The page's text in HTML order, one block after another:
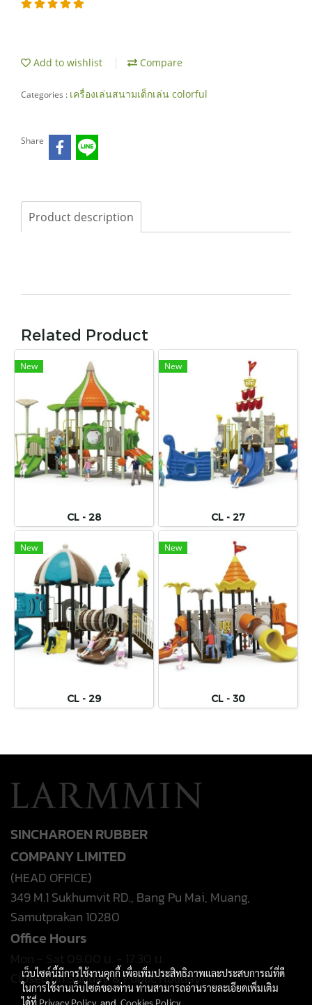
Add to wishlist Compare
Categories : เครื่องเล่นสนามเด็กเล่น colorful
Share
Product description
Related Product
New
CL - 28
New
CL - 27
New
CL - 29
New
CL - 30
SINCHAROEN RUBBER
COMPANY LIMITED
(HEAD OFFICE)
349 M.1 Sukhumvit RD., Bang Pu Mai, Muang,
Samutprakan 10280
Office Hours
Closed on Sunday & Public Holiday
เว็บไซต์นี้มีการใช้งานคุกกี้ เพื่อเพิ่มประสิทธิภาพและประสบการณ์ที่ดี
ในการใช้งานเว็บไซต์ของท่าน ท่านสามารถอ่านรายละเอียดเพิ่มเติม
ได้ที่ Privacy Policyand Cookies Policy